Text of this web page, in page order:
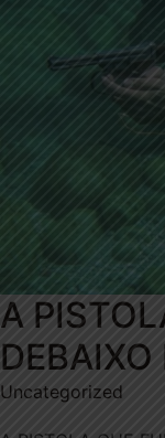
A
DEBAIXO
Uncategorized